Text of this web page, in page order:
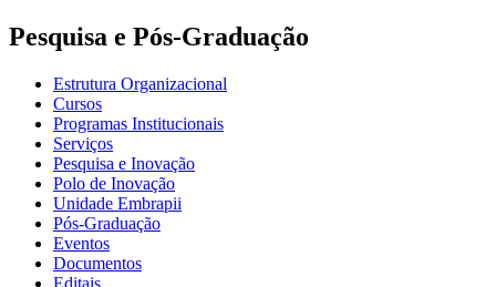
Pesquisa e Pós-Graduação
Estrutura Organizacional
Cursos
Programas Institucionais
Serviços
Pesquisa e Inovação
Polo de Inovação
Unidade Embrapii
Pós-Graduação
Eventos
Documentos
Editais